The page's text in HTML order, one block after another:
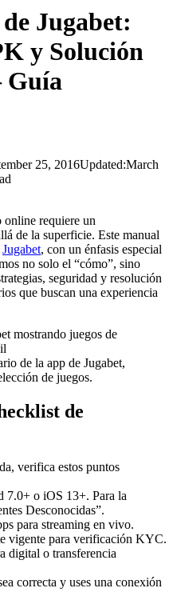
Jugabet:
y Solución
Guía
25, 2016Updated:March
online requiere un
de la superficie. Este manual
Jugabet, con un énfasis especial
no solo el “cómo”, sino
seguridad y resolución
que buscan una experiencia
de la app de Jugabet,
de juegos.
de
verifica estos puntos
7.0+ o iOS 13+. Para la
Desconocidas”.
para streaming en vivo.
vigente para verificación KYC.
digital o transferencia
correcta y uses una conexión